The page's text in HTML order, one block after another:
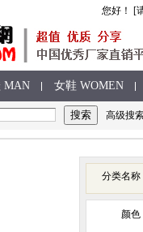
您好 ！ [
MAN 女鞋 WOMEN
高级搜
分类名称
颜色